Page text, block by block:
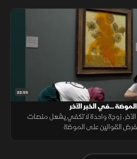
22:55
...في الخبر الآخر
الآخر، زوجة واحدة لا تكفي يشعل منصات
القوانين على الموضة